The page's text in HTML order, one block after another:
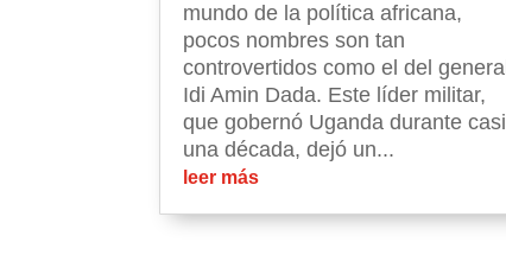
mundo de la política africana,
pocos nombres son tan
controvertidos como el del general
Idi Amin Dada. Este líder militar,
que gobernó Uganda durante casi
una década, dejó un...
leer más